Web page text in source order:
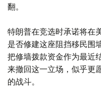
翻。
特朗普在竞选时承诺将在
是否修建这座阻挡移民围
把修墙拨款资金作为最近
来撤回这一立场，似乎更
的战斗。